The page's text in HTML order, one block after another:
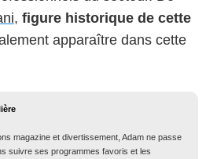
, figure historique de cette
apparaître dans cette
magazine et divertissement, Adam ne passe
suivre ses programmes favoris et les